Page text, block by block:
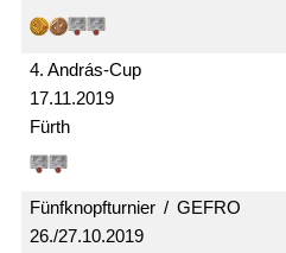
17.11.2019
4. András-Cup
Fürth
26./27.10.2019
Fünfknopf­­turnier / GEFRO